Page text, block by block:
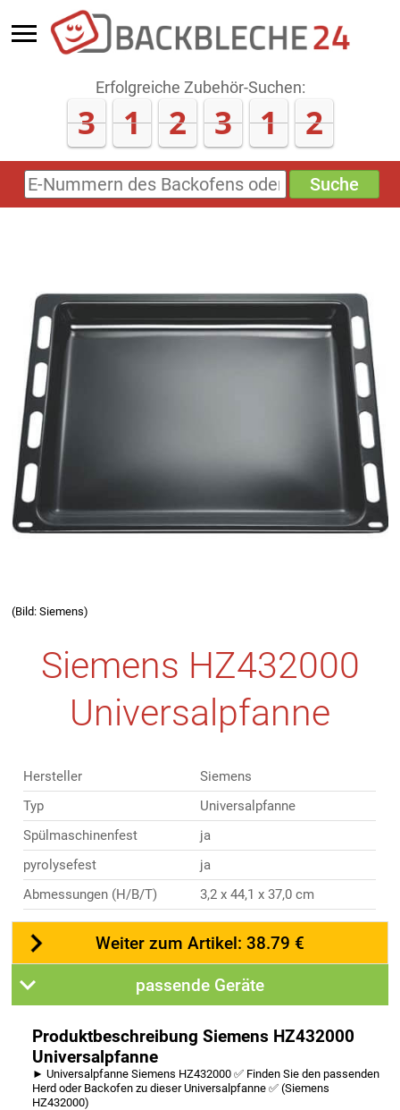
Erfolgreiche Zubehör-Suchen:
3 1 2 3 1 8
E-
Nummern
Suche
(Bild: Siemens)
Siemens HZ432000
Universalpfanne
Hersteller
Siemens
Typ
Universalpfanne
Spülmaschinenfest
ja
pyrolysefest
ja
Abmessungen (H/B/T)
3,2 x 44,1 x 37,0 cm
Weiter zum Artikel: 38.79 €
passende Geräte
Produktbeschreibung Siemens HZ432000
Universalpfanne
► Universalpfanne Siemens HZ432000 ✅ Finden Sie den passenden
Herd oder Backofen zu dieser Universalpfanne ✅ (Siemens
HZ432000)